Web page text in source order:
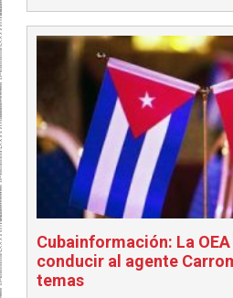
Cubainformación: La
conducir al agente
temas